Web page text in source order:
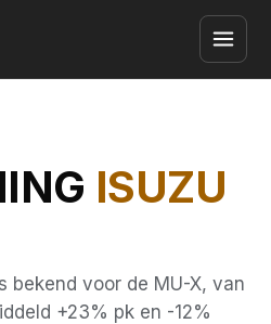
ISUZU
bekend voor de MU-X, van
+23% pk en -12%